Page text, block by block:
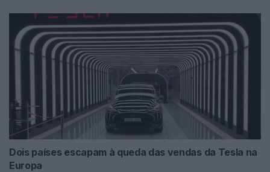
Dois países escapam à queda das vendas da Tesla na
Europa